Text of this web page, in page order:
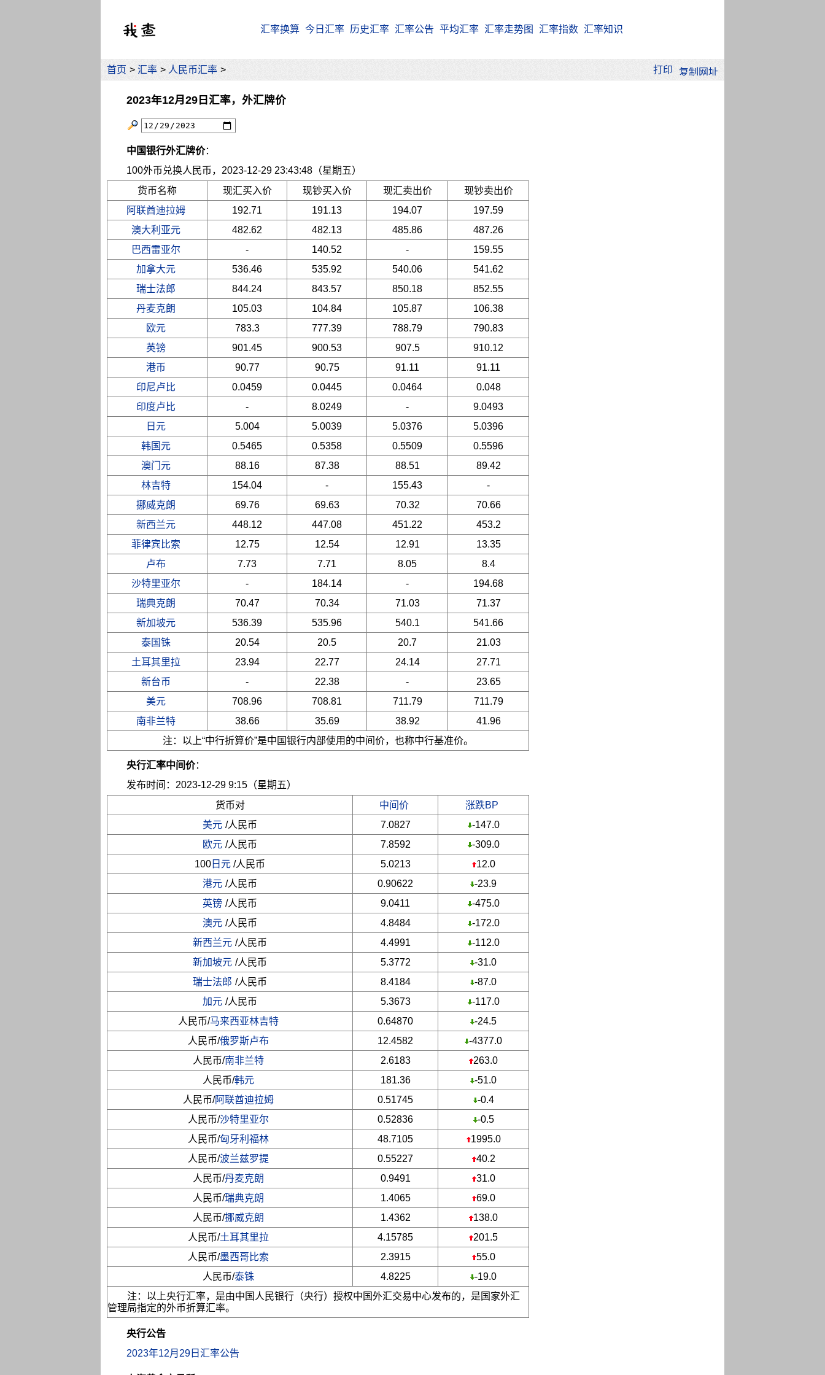
汇率换算 今日汇率 历史汇率 汇率公告 平均汇率 汇率走势图 汇率指数 汇率知识
首页 > 汇率 > 人民币汇率 > 打印
2023年12月29日汇率，外汇牌价
中国银行外汇牌价：
100外币兑换人民币，2023-12-29 23:43:48（星期五）
货币名称
现汇买入价 现钞买入价 现汇卖出价
现钞卖出价
阿联酋迪拉姆
192.71 191.13 194.07
197.59
澳大利亚元
482.62 482.13 485.86
487.26
巴西雷亚尔
- 140.52 -
159.55
加拿大元
536.46 535.92 540.06
541.62
瑞士法郎
844.24 843.57 850.18
852.55
丹麦克朗
105.03 104.84 105.87
106.38
欧元
783.3 777.39 788.79
790.83
英镑
901.45 900.53 907.5
910.12
港币
90.77 90.75 91.11
91.11
印尼卢比
0.0459 0.0445 0.0464
0.048
印度卢比
- 8.0249 -
9.0493
日元
5.004 5.0039 5.0376
5.0396
韩国元
0.5465 0.5358 0.5509
0.5596
澳门元
88.16 87.38 88.51
89.42
林吉特
154.04 - 155.43
-
挪威克朗
69.76 69.63 70.32
70.66
新西兰元
448.12 447.08 451.22
453.2
菲律宾比索
12.75 12.54 12.91
13.35
卢布
7.73 7.71 8.05
8.4
沙特里亚尔
- 184.14 -
194.68
瑞典克朗
70.47 70.34 71.03
71.37
新加坡元
536.39 535.96 540.1
541.66
泰国铢
20.54 20.5 20.7
21.03
土耳其里拉
23.94 22.77 24.14
27.71
新台币
- 22.38 -
23.65
美元
708.96 708.81 711.79
711.79
南非兰特
38.66 35.69 38.92
41.96
注：以上“中行折算价”是中国银行内部使用的中间价，也称中行基准价。
央行汇率中间价：
发布时间：2023-12-29 9:15（星期五）
货币对
中间价
涨跌BP
美元 /人民币 7.0827
-147.0
欧元 /人民币 7.8592
-309.0
100日元 /人民币 5.0213
12.0
港元 /人民币 0.90622
-23.9
英镑 /人民币 9.0411
-475.0
澳元 /人民币 4.8484
-172.0
新西兰元 /人民币 4.4991
-112.0
新加坡元 /人民币 5.3772
-31.0
瑞士法郎 /人民币 8.4184
-87.0
加元 /人民币 5.3673
-117.0
人民币/马来西亚林吉特 0.64870
-24.5
人民币/俄罗斯卢布 12.4582
-4377.0
人民币/南非兰特 2.6183
263.0
人民币/韩元 181.36
-51.0
人民币/阿联酋迪拉姆 0.51745
-0.4
人民币/沙特里亚尔 0.52836
-0.5
人民币/匈牙利福林 48.7105
1995.0
人民币/波兰兹罗提 0.55227
40.2
人民币/丹麦克朗 0.9491
31.0
人民币/瑞典克朗 1.4065
69.0
人民币/挪威克朗 1.4362
138.0
人民币/土耳其里拉 4.15785
201.5
人民币/墨西哥比索 2.3915
55.0
人民币/泰铢 4.8225
-19.0
注：以上央行汇率，是由中国人民银行（央行）授权中国外汇交易中心发布的，是国家外汇
管理局指定的外币折算汇率。
央行公告
2023年12月29日汇率公告